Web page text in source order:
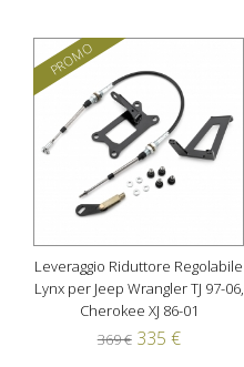
PROMO
Leveraggio Riduttore Regolabile
Lynx per Jeep Wrangler TJ 97-06,
Cherokee XJ 86-01
369 € 335 €